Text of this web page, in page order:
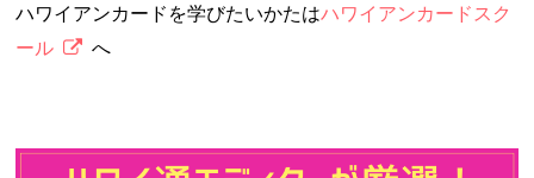
ハワイアンカードを学びたいかたはハワイアンカードスク
ール
へ